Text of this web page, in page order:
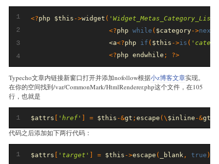
1
2
3
4
<?php $this ->widget ( 'Widget_Metas_Category_List'
<?php while ( $category->next
<a<?php if ( $this ->is (
<?php endwhile ; ?>
Typecho文章内链接新窗口打开并添加nofollow根据小z博客文章实现。
在你的空间找到/var/CommonMark/HtmlRenderer.php这个文件，在105
行，也就是
1 $attrs [ 'href' ] = $this -&gt ; escape (\ $inline -&gt
代码之后添加如下两行代码：
1
$attrs [ 'target' ] = $this ->escape ( _blank , true );